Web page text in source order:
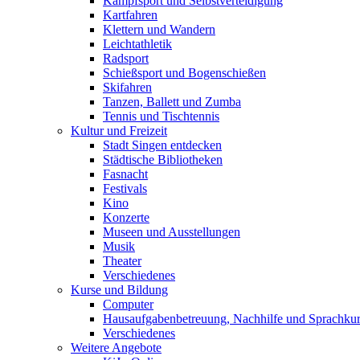
Kartfahren
Klettern und Wandern
Leichtathletik
Radsport
Schießsport und Bogenschießen
Skifahren
Tanzen, Ballett und Zumba
Tennis und Tischtennis
Kultur und Freizeit
Stadt Singen entdecken
Städtische Bibliotheken
Fasnacht
Festivals
Kino
Konzerte
Museen und Ausstellungen
Musik
Theater
Verschiedenes
Kurse und Bildung
Computer
Hausaufgabenbetreuung, Nachhilfe und
Verschiedenes
Weitere Angebote